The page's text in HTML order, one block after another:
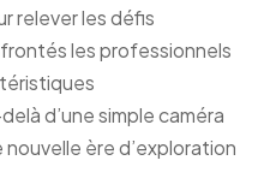
relever les défis
les professionnels
d’une simple caméra
ère d’exploration